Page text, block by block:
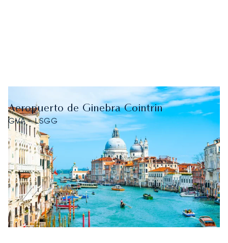
Aeropuerto de Ginebra Cointrin
GVA - LSGG